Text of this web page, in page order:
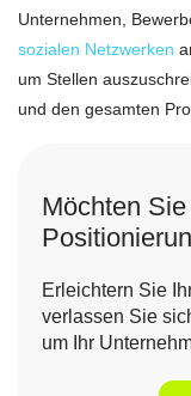
Unternehmen,
sozialen Netzwerken
um Stellen
und den gesamten
Möchten
Erleichtern Sie
verlassen Sie
um Ihr